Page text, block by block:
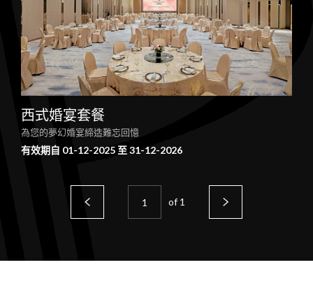
西式婚宴套餐
為您的夢幻婚宴締造難忘回憶
有效期自 01-12-2025 至 31-12-2026
of 1